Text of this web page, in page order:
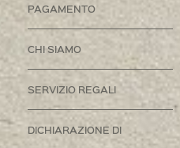
PAGAMENTO
CHI SIAMO
SERVIZIO REGALI
DICHIARAZIONE DI